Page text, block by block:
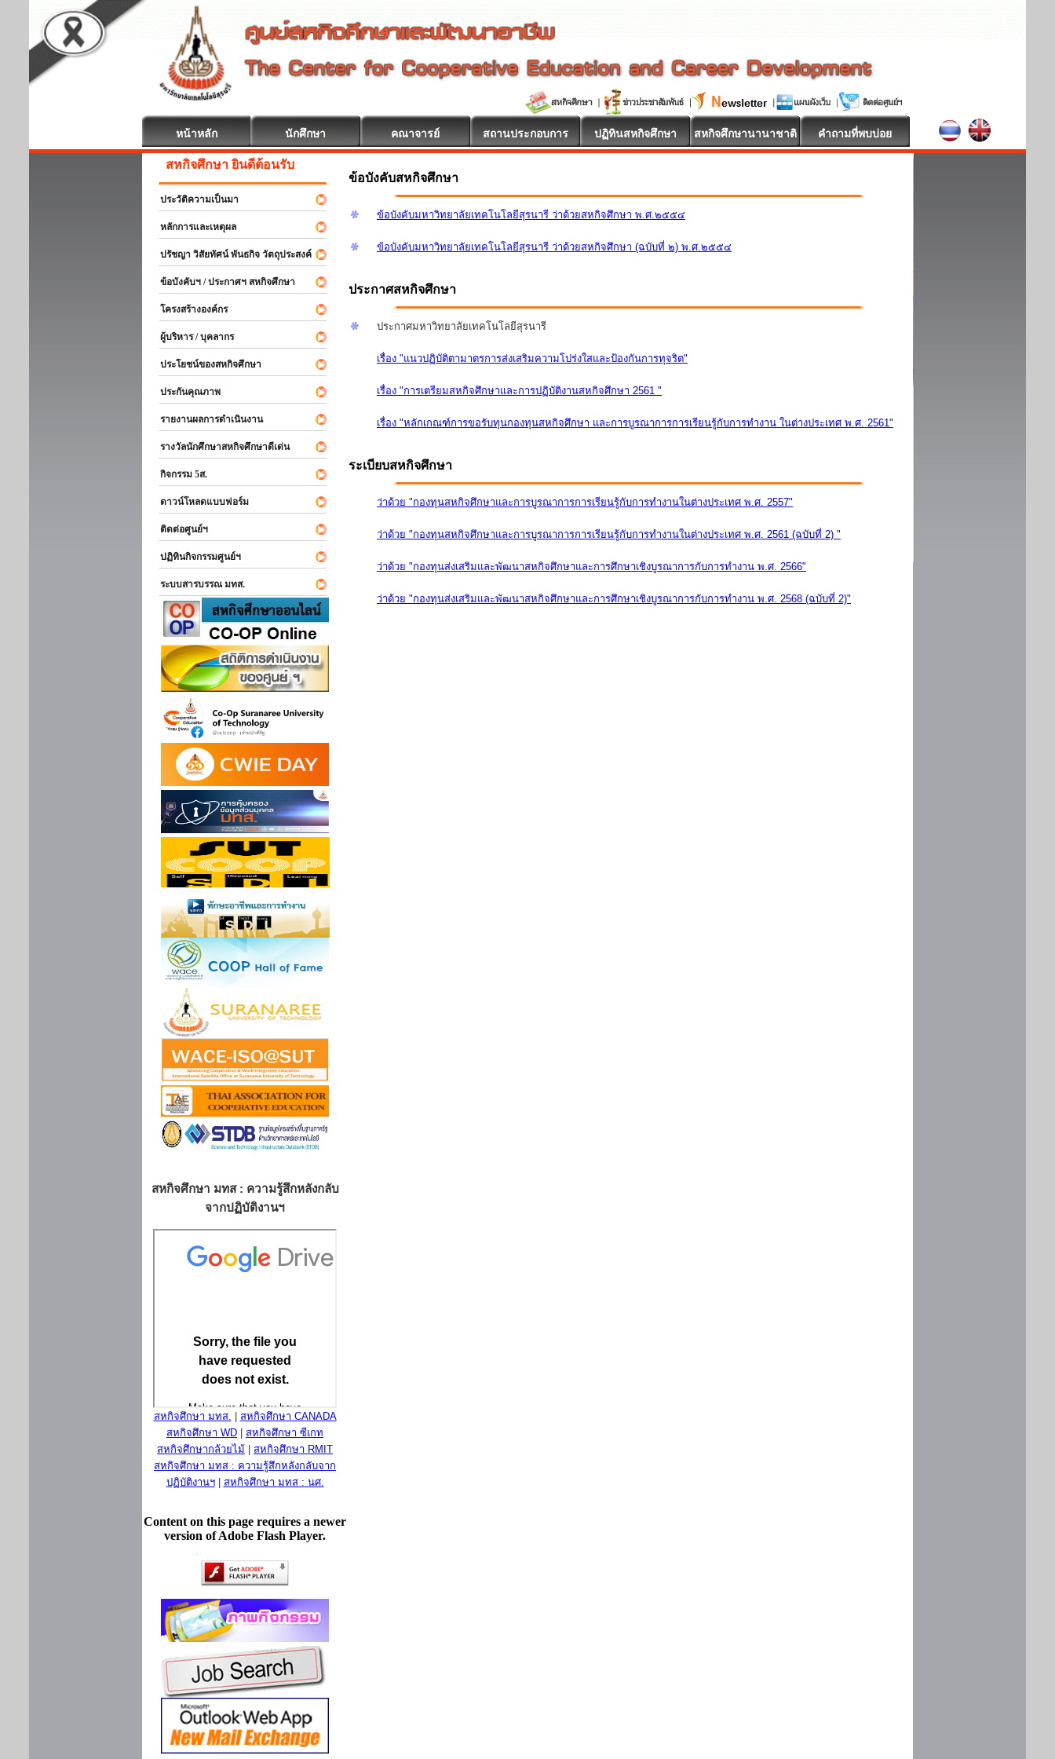
หน้าหลัก นักศึกษา คณาจารย์ สถานประกอบการ ปฏิทินสหกิจศึกษา สหกิจศึกษานานาชาติ คำถามที่พบบ่อย
สหกิจศึกษา ยินดีต้อนรับ
ประวัติความเป็นมา
หลักการและเหตุผล
ปรัชญา วิสัยทัศน์ พันธกิจ วัตถุประสงค์
ข้อบังคับฯ / ประกาศฯ สหกิจศึกษา
โครงสร้างองค์กร
ผู้บริหาร / บุคลากร
ประโยชน์ของสหกิจศึกษา
ประกันคุณภาพ
รายงานผลการดำเนินงาน
รางวัลนักศึกษาสหกิจศึกษาดีเด่น
กิจกรรม 5ส.
ดาวน์โหลดแบบฟอร์ม
ติดต่อศูนย์ฯ
ปฏิทินกิจกรรมศูนย์ฯ
ระบบสารบรรณ มทส.
สหกิจศึกษา มทส : ความรู้สึกหลังกลับ
จากปฏิบัติงานฯ
สหกิจศึกษา มทส.
สหกิจศึกษา CANADA
สหกิจศึกษา WD
สหกิจศึกษา ซีเกท
สหกิจศึกษากล้วยไม้
สหกิจศึกษา RMIT
สหกิจศึกษา มทส : ความรู้สึกหลังกลับจาก
ปฏิบัติงานฯ| สหกิจศึกษา มทส : นศ.
Content on this page requires a newer
version of Adobe Flash Player.
ข้อบังคับสหกิจศึกษา
ข้อบังคับมหาวิทยาลัยเทคโนโลยีสุรนารี ว่าด้วยสหกิจศึกษา พ.ศ.๒๕๕๔
ข้อบังคับมหาวิทยาลัยเทคโนโลยีสุรนารี ว่าด้วยสหกิจศึกษา (ฉบับที่ ๒) พ.ศ.๒๕๕๔
ประกาศสหกิจศึกษา
ประกาศมหาวิทยาลัยเทคโนโลยีสุรนารี
เรื่อง "แนวปฏิบัติตามาตรการส่งเสริมความโปร่งใสและป้องกันการทุจริต"
เรื่อง "การเตรียมสหกิจศึกษาและการปฏิบัติงานสหกิจศึกษา 2561 "
เรื่อง "หลักเกณฑ์การขอรับทุนกองทุนสหกิจศึกษา และการบูรณาการการเรียนรู้กับการทำงาน ในต่างประเทศ พ.ศ. 2561"
ระเบียบสหกิจศึกษา
ว่าด้วย "กองทุนสหกิจศึกษาและการบูรณาการการเรียนรู้กับการทำงานในต่างประเทศ พ.ศ. 2557"
ว่าด้วย "กองทุนสหกิจศึกษาและการบูรณาการการเรียนรู้กับการทำงานในต่างประเทศ พ.ศ. 2561 (ฉบับที่ 2) "
ว่าด้วย "กองทุนส่งเสริมและพัฒนาสหกิจศึกษาและการศึกษาเชิงบูรณาการกับการทำงาน พ.ศ. 2566"
ว่าด้วย "กองทุนส่งเสริมและพัฒนาสหกิจศึกษาและการศึกษาเชิงบูรณาการกับการทำงาน พ.ศ. 2568 (ฉบับที่ 2)"